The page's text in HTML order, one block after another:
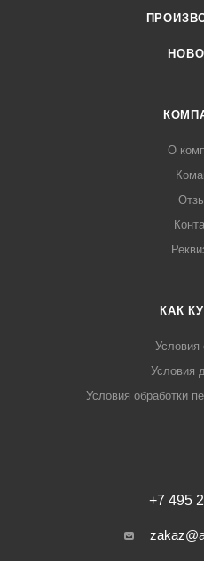
О
КАК
Условия
Условия
Условия обработки
+7 495